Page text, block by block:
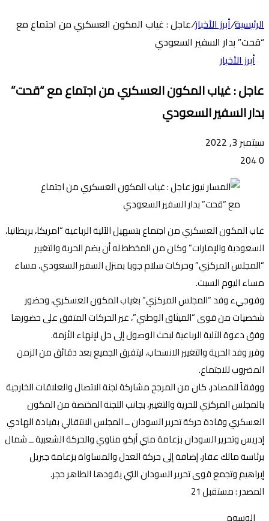
المظلم
الرئيسية/أبرز الأخبار/عاجل : غياب المكون العسكري من اجتماع مع
“قحت” بدار السفير السعودي
أبرز الأخبار
عاجل : غياب المكون العسكري من اجتماع مع “قحت”
بدار السفير السعودي
سبتمبر 3, 2022
0
غاب المكون العسكري من اجتماع بتسهيل الآلية الرباعية “امريكا، بريطانيا،
السعودية والإمارات” وكان من المخطط له أن يضم الحرية والتغيير
“المجلس المركزي” وحركات سلام جوبا بمنزل السفير السعودي، مساء
مساء اليوم السبت.
وفوجيء وفد “المجلس المركزي” بغياب المكون العسكري، وحضور
شخصيات من قوى “الميثاق الوطني”، غير الحركات المتفق على حضورها
وفق دعوة الآلية الرباعية لبحث الوصول إلى حل لإنهاء الأزمة.
وقرر وفد الحرية والتغيير الانسحاب، ليتفرق الجميع بعد دقائق من الزمن
المضروب للاجتماع.
ووفقاً للمصادر، كان من المرجح مشاركة لجنة الاتصال والعلاقات الخارجية
بالمجلس المركزي للحرية والتغيبر، بجانب اللجنة المختصة من المكون
العسكري وقادة حركة تحرير السودان ــ المجلس الانتقالي بقيادة الهادي
إدريس وتحرير السودان بزعامة مني أركو مناوي والحركة الشعبية ــ شمال
برئاسة مالك عقار، إضافة إلى حركة العدل والمساواة بزعامة جبريل
إبراهيم وتجمع قوى تحرير السودان التي يقودها الطاهر حجر.
المصدر : مستقبل 21